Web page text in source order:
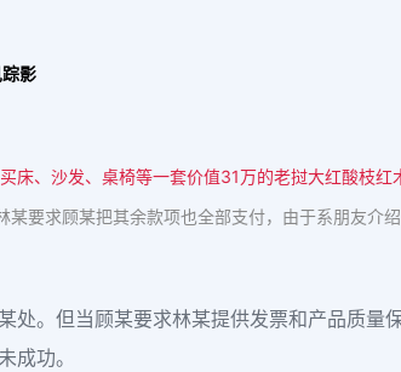
影
床、沙发、桌椅等一套价值31万的老挝大红酸枝红
要求顾某把其余款项也全部支付，由于系朋友介
处。但当顾某要求林某提供发票和产品质
成功。